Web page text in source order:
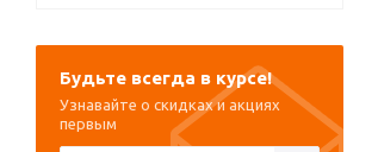
Будьте всегда в курсе!
Узнавайте о скидках и акциях
первым